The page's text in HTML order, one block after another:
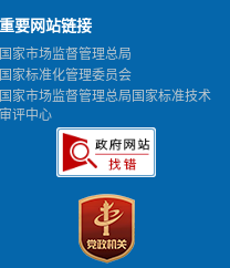
重要网站链接
国家市场监督管理总局
国家标准化管理委员会
国家市场监督管理总局国家标准技术
审评中心